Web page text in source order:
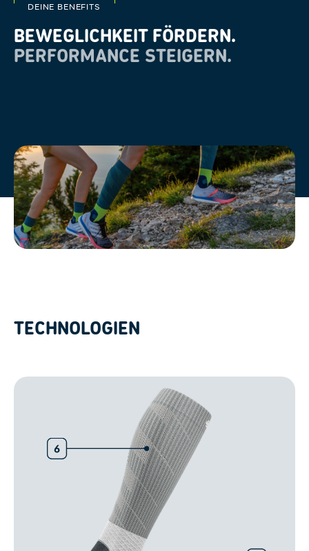
DEINE BENEFITS
BEWEGLICHKEIT FÖRDERN.
PERFORMANCE STEIGERN.
TECHNOLOGIEN